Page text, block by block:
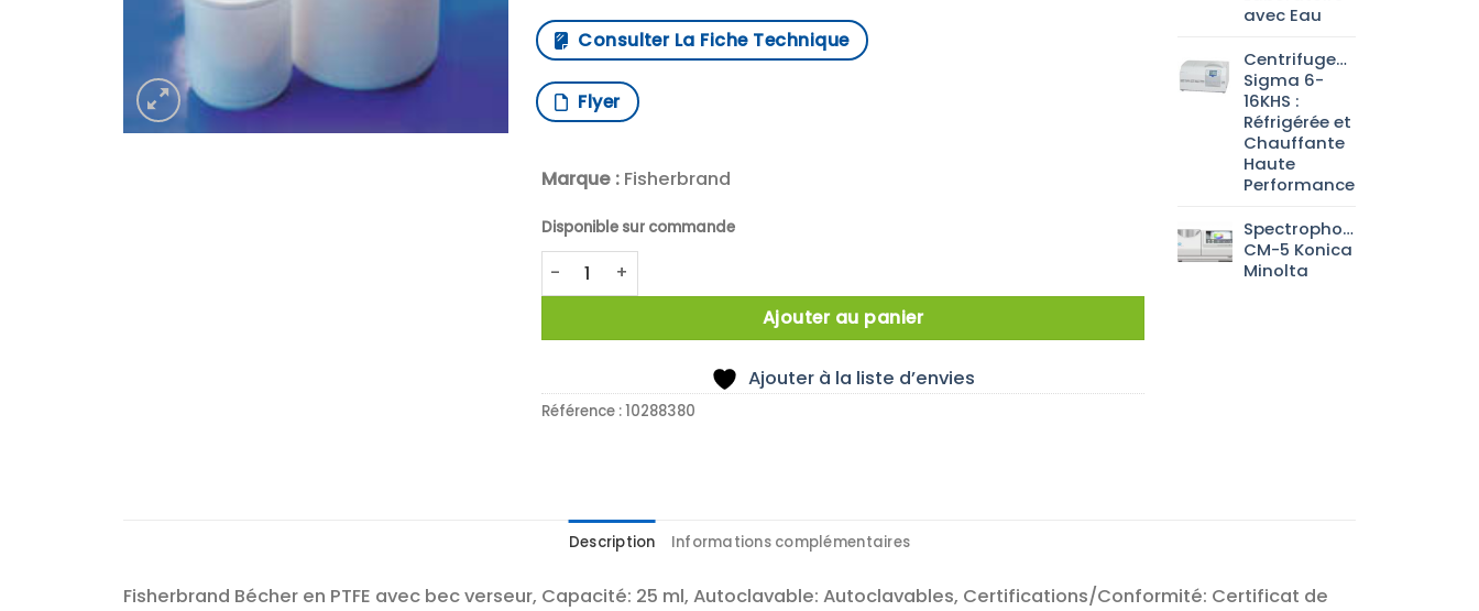
Consulter La Fiche Technique
Flyer
Marque :Fisherbrand
Disponible sur commande
quantité de BECHER PTFE 25ML PAROI 2MM
Ajouter au panier
Ajouter à la liste d’envies
Référence :10288380
avec Eau
Centrifugeuse
Sigma 6-
16KHS :
Réfrigérée et
Chauffante
Haute
Performance
Spectrophotomètre
CM-5 Konica
Minolta
Description Informations complémentaires
Fisherbrand Bécher en PTFE avec bec verseur, Capacité: 25 ml, Autoclavable: Autoclavables, Certifications/Conformité: Certificat de